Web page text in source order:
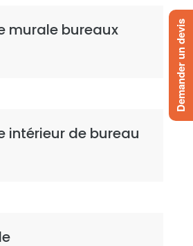
murale bureaux
intérieur de bureau
Demander un devis